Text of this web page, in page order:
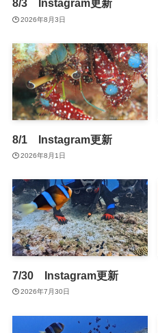
8/3 Instagram更新
2026年8月3日
8/1 Instagram更新
2026年8月1日
7/30 Instagram更新
2026年7月30日